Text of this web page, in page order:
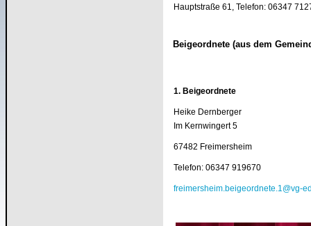
Hauptstraße 61, Telefon: 06347
Beigeordnete (aus dem
1. Beigeordnete
Heike Dernberger
Im Kernwingert 5
67482 Freimersheim
Telefon: 06347 919670
freimersheim.beigeordnete.1@vg-